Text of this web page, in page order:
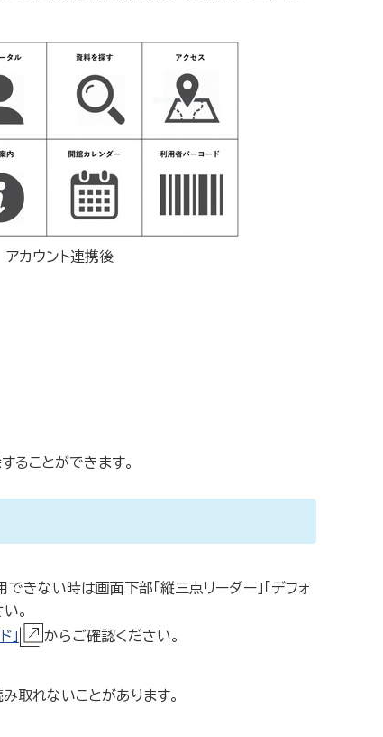
アカウント連携後
ることができます。
ない時は画面下部「縦三点リーダー」「デフォ
。
」 からご確認ください。
取れないことがあります。